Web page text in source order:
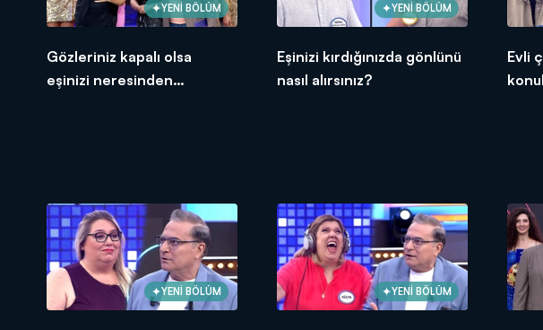
YENİ BÖLÜM
Gözleriniz kapalı olsa
eşinizi neresinden
YENİ BÖLÜM
Eşinizi kırdığınızda gönlünü
nasıl alırsınız?
Evli
YENİ BÖLÜM YENİ BÖLÜM